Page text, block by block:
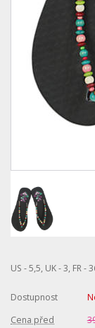
US - 5,5, UK - 3, FR
Dostupnost
Cena před